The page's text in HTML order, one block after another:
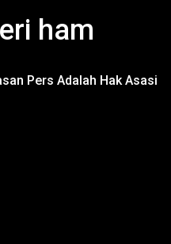
ham
Pers Adalah Hak Asasi